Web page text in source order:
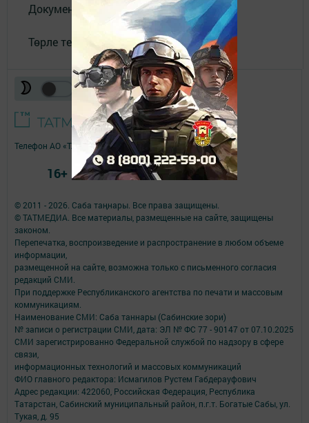
Документлар
Төрле темалар
© 2011 - 2026. Саба таңнары. Все права защищены.
© ТАТМЕДИА. Все материалы, размещенные на сайте, защищены
законом.
Перепечатка, воспроизведение и распространение в любом объеме
информации,
размещенной на сайте, возможна только с письменного согласия
редакций СМИ.
При поддержке Республиканского агентства по печати и массовым
коммуникациям.
Наименование СМИ: Саба таннары (Сабинские зори)
№ записи о регистрации СМИ, дата: ЭЛ № ФС 77 - 90147 от 07.10.2025
СМИ зарегистрированно Федеральной службой по надзору в сфере
связи,
информационных технологий и массовых коммуникаций
ФИО главного редактора: Исмагилов Рустем Габдерауфович
Адрес редакции: 422060, Российская Федерация, Республика
Татарстан, Сабинский муниципальный район, п.г.т. Богатые Сабы, ул.
Тукая, д. 95
Телефон АО «ТАТМЕДИА»: (843) 222 09 84
16+